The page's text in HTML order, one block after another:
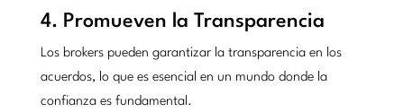
4. Promueven la Transparencia
Los brokers pueden garantizar la transparencia en los
acuerdos, lo que es esencial en un mundo donde la
confianza es fundamental.